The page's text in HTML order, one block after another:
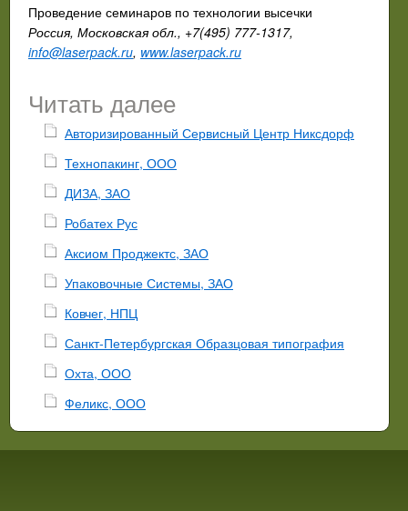
Проведение семинаров по технологии высечки
Россия, Московская обл., +7(495) 777-1317,
info@laserpack.ru, www.laserpack.ru
Читать далее
Авторизированный Сервисный Центр Никсдорф
Технопакинг, ООО
ДИЗА, ЗАО
Робатех Рус
Аксиом Проджектс, ЗАО
Упаковочные Системы, ЗАО
Ковчег, НПЦ
Санкт-Петербургская Образцовая типография
Охта, ООО
Феликс, ООО